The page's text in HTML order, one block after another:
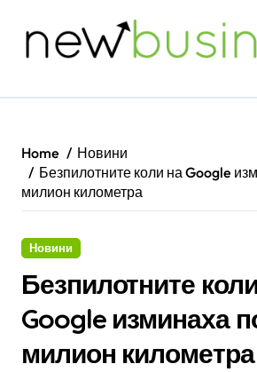
Home
Новини
Безпилотните коли на Google
милион километра
Новини
Безпилотните
Google изминаха
милион километра